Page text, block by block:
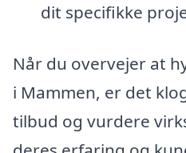
dit specifikke
Når du overvejer at
i Mammen, er det
tilbud og vurdere